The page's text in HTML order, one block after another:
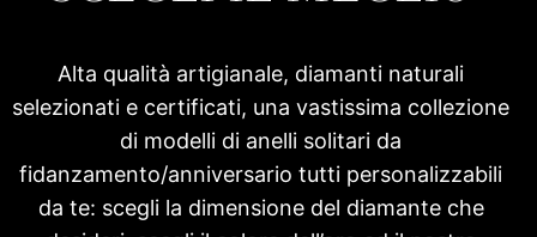
Alta qualità artigianale, diamanti naturali
selezionati e certificati, una vastissima collezione
di modelli di anelli solitari da
fidanzamento/anniversario tutti personalizzabili
da te: scegli la dimensione del diamante che